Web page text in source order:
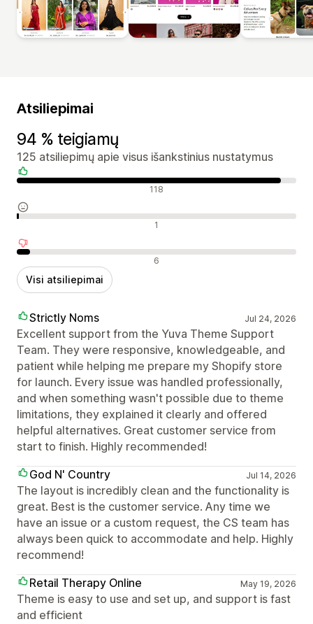
Atsiliepimai
94 % teigiamų
125 atsiliepimų apie visus išankstinius nustatymus
Teigiami atsiliepimai 118
Neutralūs atsiliepimai 1
Neigiami atsiliepimai 6
Visi atsiliepimai
Strictly Noms Jul 24, 2026
Excellent support from the Yuva Theme Support
Team. They were responsive, knowledgeable, and
patient while helping me prepare my Shopify store
for launch. Every issue was handled professionally,
and when something wasn't possible due to theme
limitations, they explained it clearly and offered
helpful alternatives. Great customer service from
start to finish. Highly recommended!
God N' Country
Jul 14, 2026
The layout is incredibly clean and the functionality is
great. Best is the customer service. Any time we
have an issue or a custom request, the CS team has
always been quick to accommodate and help. Highly
recommend!
Retail Therapy Online
May 19, 2026
Theme is easy to use and set up, and support is fast
and efficient